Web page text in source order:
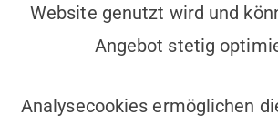
Website genutzt wird und
Angebot stetig
Analysecookies ermöglichen